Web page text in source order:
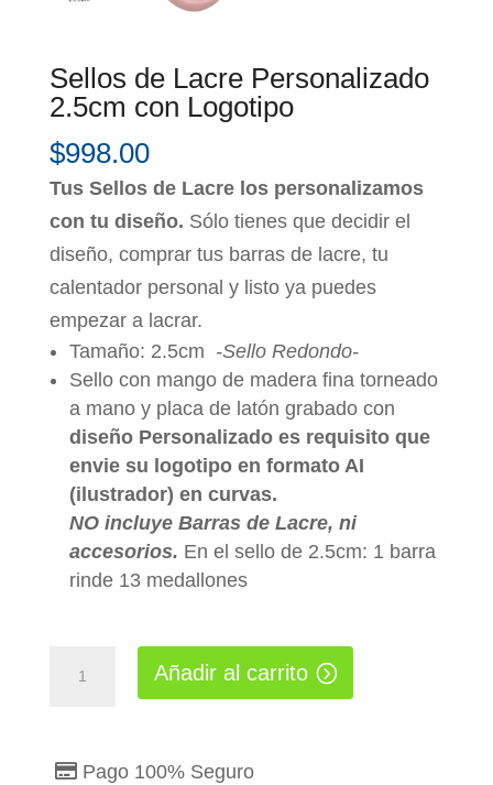
Sellos de Lacre Personalizado
2.5cm con Logotipo
$998.00
Tus Sellos de Lacre los personalizamos
con tu diseño. Sólo tienes que decidir el
diseño, comprar tus barras de lacre, tu
calentador personal y listo ya puedes
empezar a lacrar.
Tamaño: 2.5cm -Sello Redondo-
Sello con mango de madera fina torneado
a mano y placa de latón grabado con
diseño Personalizado es requisito que
envie su logotipo en formato AI
(ilustrador) en curvas.
NO incluye Barras de Lacre, ni
accesorios. En el sello de 2.5cm: 1 barra
rinde 13 medallones
Personalizado
Añadir al carrito
Pago 100% Seguro